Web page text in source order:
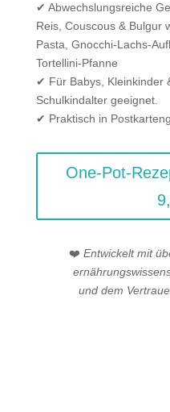
✔ Abwechslungsreiche
Reis, Couscous & Bulgur
Pasta, Gnocchi-Lachs-
Tortellini-Pfanne
✔ Für Babys, Kleinkinder
Schulkindalter geeignet.
✔ Praktisch in
One-Pot-
❤️ Entwickelt mit
und dem